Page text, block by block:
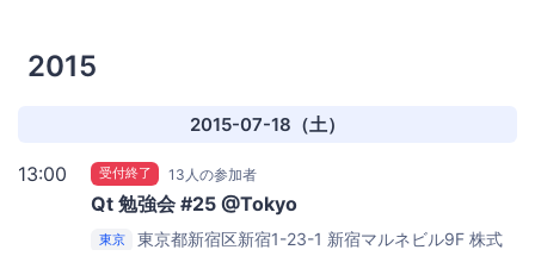
2015
2015-07-18（土）
13:00 受付終了 13人の参加者
Qt 勉強会 #25 @Tokyo
東京 東京都新宿区新宿1-23-1 新宿マルネビル9F 株式